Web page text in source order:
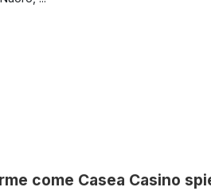
come Casea Casino